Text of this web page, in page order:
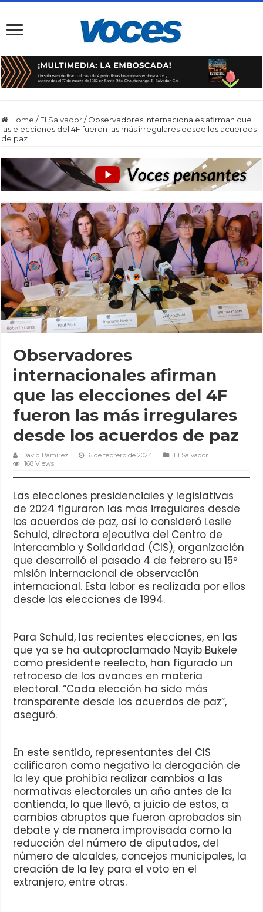
Home / El Salvador / Observadores internacionales afirman que
las elecciones del 4F fueron las más irregulares desde los acuerdos
de paz
Observadores
internacionales afirman
que las elecciones del 4F
fueron las más irregulares
desde los acuerdos de paz
David Ramírez 6 de febrero de 2024
El Salvador
168 Views
Las elecciones presidenciales y legislativas
de 2024 figuraron las mas irregulares desde
los acuerdos de paz, así lo consideró Leslie
Schuld, directora ejecutiva del Centro de
Intercambio y Solidaridad (CIS), organización
que desarrolló el pasado 4 de febrero su 15ª
misión internacional de observación
internacional. Esta labor es realizada por ellos
desde las elecciones de 1994.
Para Schuld, las recientes elecciones, en las
que ya se ha autoproclamado Nayib Bukele
como presidente reelecto, han figurado un
retroceso de los avances en materia
electoral. “Cada elección ha sido más
transparente desde los acuerdos de paz”,
aseguró.
En este sentido, representantes del CIS
calificaron como negativo la derogación de
la ley que prohibía realizar cambios a las
normativas electorales un año antes de la
contienda, lo que llevó, a juicio de estos, a
cambios abruptos que fueron aprobados sin
debate y de manera improvisada como la
reducción del número de diputados, del
número de alcaldes, concejos municipales, la
creación de la ley para el voto en el
extranjero, entre otras.